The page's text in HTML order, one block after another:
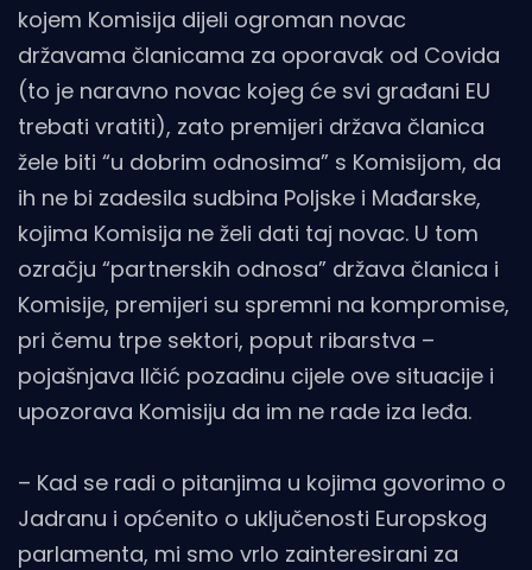
kojem Komisija dijeli ogroman novac
državama članicama za oporavak od Covida
(to je naravno novac kojeg će svi građani EU
trebati vratiti), zato premijeri država članica
žele biti “u dobrim odnosima” s Komisijom, da
ih ne bi zadesila sudbina Poljske i Mađarske,
kojima Komisija ne želi dati taj novac. U tom
ozračju “partnerskih odnosa” država članica i
Komisije, premijeri su spremni na kompromise,
pri čemu trpe sektori, poput ribarstva –
pojašnjava Ilčić pozadinu cijele ove situacije i
upozorava Komisiju da im ne rade iza leđa.
– Kad se radi o pitanjima u kojima govorimo o
Jadranu i općenito o uključenosti Europskog
parlamenta, mi smo vrlo zainteresirani za